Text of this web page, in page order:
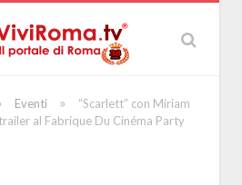
Eventi »
“Scarlett” con Miriam
al Fabrique Du Cinéma Party